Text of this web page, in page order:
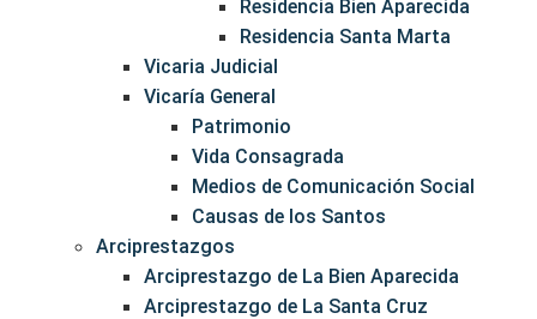
Residencia Bien Aparecida
Residencia Santa Marta
Vicaria Judicial
Vicaría General
Patrimonio
Vida Consagrada
Medios de Comunicación Social
Causas de los Santos
Arciprestazgos
Arciprestazgo de La Bien Aparecida
Arciprestazgo de La Santa Cruz